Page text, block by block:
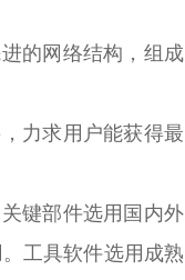
的网络结构，组成
力求用户能获得最
键部件选用国内外
工具软件选用成熟